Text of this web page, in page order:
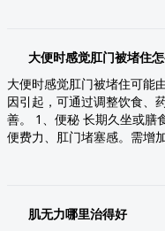
大便时感觉肛门被堵住
大便时感觉肛门被堵住可能
因引起，可通过调整饮食、
善。 1、便秘 长期久坐或膳
便费力、肛门堵塞感。需增
肌无力哪里治得好